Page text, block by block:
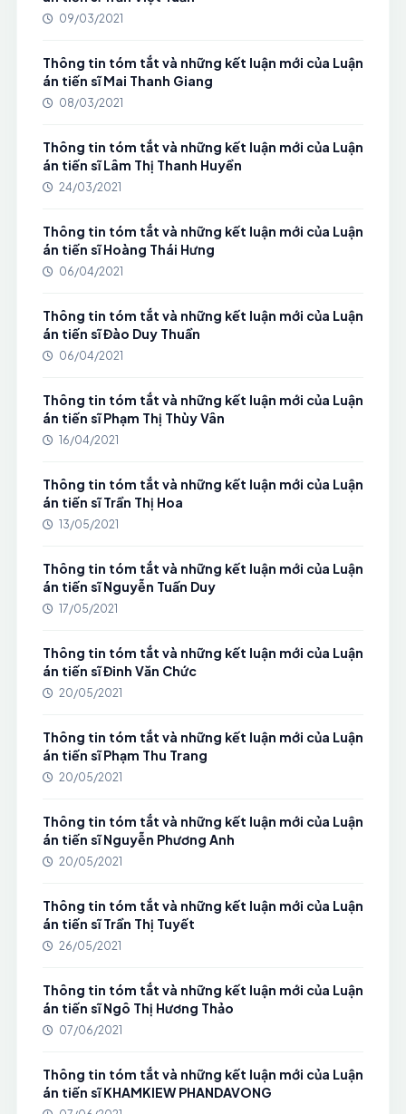
09/03/2021
Thông tin tóm tắt và những kết luận mới của Luận
án tiến sĩ Mai Thanh Giang
08/03/2021
Thông tin tóm tắt và những kết luận mới của Luận
án tiến sĩ Lâm Thị Thanh Huyền
24/03/2021
Thông tin tóm tắt và những kết luận mới của Luận
án tiến sĩ Hoàng Thái Hưng
06/04/2021
Thông tin tóm tắt và những kết luận mới của Luận
án tiến sĩ Đào Duy Thuần
06/04/2021
Thông tin tóm tắt và những kết luận mới của Luận
án tiến sĩ Phạm Thị Thùy Vân
16/04/2021
Thông tin tóm tắt và những kết luận mới của Luận
án tiến sĩ Trần Thị Hoa
13/05/2021
Thông tin tóm tắt và những kết luận mới của Luận
án tiến sĩ Nguyễn Tuấn Duy
17/05/2021
Thông tin tóm tắt và những kết luận mới của Luận
án tiến sĩ Đinh Văn Chức
20/05/2021
Thông tin tóm tắt và những kết luận mới của Luận
án tiến sĩ Phạm Thu Trang
20/05/2021
Thông tin tóm tắt và những kết luận mới của Luận
án tiến sĩ Nguyễn Phương Anh
20/05/2021
Thông tin tóm tắt và những kết luận mới của Luận
án tiến sĩ Trần Thị Tuyết
26/05/2021
Thông tin tóm tắt và những kết luận mới của Luận
án tiến sĩ Ngô Thị Hương Thảo
07/06/2021
Thông tin tóm tắt và những kết luận mới của Luận
án tiến sĩ KHAMKIEW PHANDAVONG